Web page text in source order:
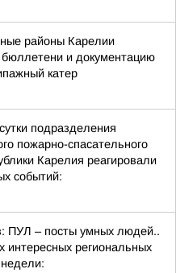
районы Карелии
и документацию
катер
подразделения
пожарно-спасательного
Карелия реагировали
событий:
ПУЛ – посты умных людей..
интересных региональных